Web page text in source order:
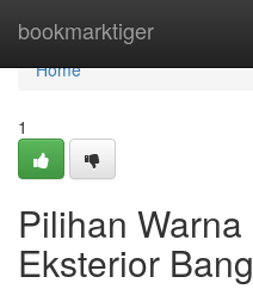
bookmarktiger
Home
Home
1
Pilihan
Eksterior